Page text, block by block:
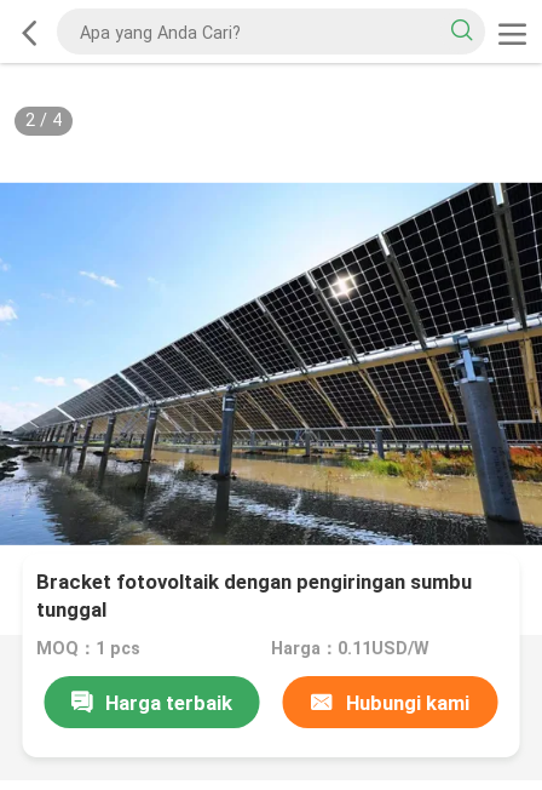
2/ 4
Bracket fotovoltaik dengan pengiringan sumbu
tunggal
MOQ：1 pcs Harga：0.11USD/W
Harga terbaik Hubungi kami